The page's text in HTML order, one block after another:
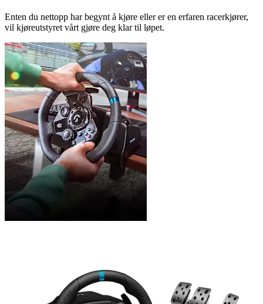
Enten du nettopp har begynt å kjøre eller er en erfaren racerkjører,
vil kjøreutstyret vårt gjøre deg klar til løpet.